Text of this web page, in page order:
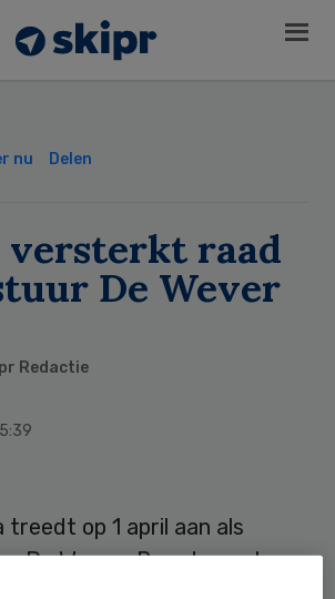
nu Delen
versterkt raad
De Wever
Redactie
treedt op 1 april aan als
De Wever. Roorda gaat